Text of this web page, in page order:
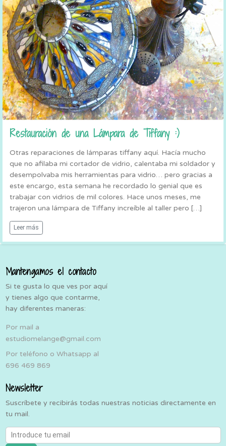
Restauración de una Lámpara de Tiffany :)
Otras reparaciones de lámparas tiffany aquí. Hacía mucho
que no afilaba mi cortador de vidrio, calentaba mi soldador y
desempolvaba mis herramientas para vidrio… pero gracias a
este encargo, esta semana he recordado lo genial que es
trabajar con vidrios de mil colores. Hace unos meses, me
trajeron una lámpara de Tiffany increíble al taller pero […]
Leer más
Mantengamos el contacto
Si te gusta lo que ves por aquí
y tienes algo que contarme,
hay diferentes maneras:
Por mail a
estudiomelange@gmail.com
Por teléfono o Whatsapp al
696 469 869
Newsletter
Suscríbete y recibirás todas nuestras noticias directamente en
tu mail.
Introduce tu email